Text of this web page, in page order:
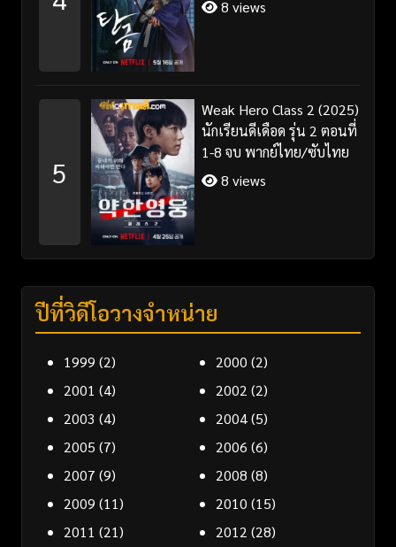
8 views
5
Weak Hero Class 2 (2025)
นักเรียนดีเดือด รุ่น 2 ตอนที่
1-8 จบ พากย์ไทย/ซับไทย
8 views
ปีที่วิดีโอวางจำหน่าย
1999 (2) 2000 (2)
2001 (4) 2002 (2)
2003 (4) 2004(5)
2005 (7) 2006 (6)
2007 (9) 2008 (8)
2009 (11) 2010 (15)
2011 (21) 2012 (28)